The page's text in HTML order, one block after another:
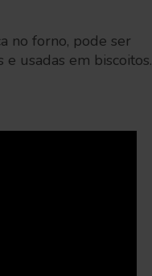
no forno, pode ser
usadas em biscoitos.